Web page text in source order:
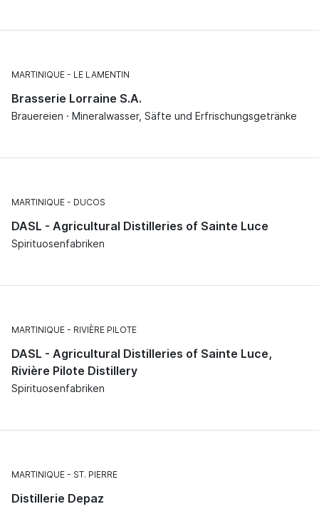
MARTINIQUE LE LAMENTIN
Brasserie Lorraine S.A.
Brauereien · Mineralwasser, Säfte und Erfrischungsgetränke
MARTINIQUE DUCOS
DASL - Agricultural Distilleries of Sainte Luce
Spirituosenfabriken
MARTINIQUE RIVIÈRE PILOTE
DASL - Agricultural Distilleries of Sainte Luce,
Rivière Pilote Distillery
Spirituosenfabriken
MARTINIQUE ST. PIERRE
Distillerie Depaz